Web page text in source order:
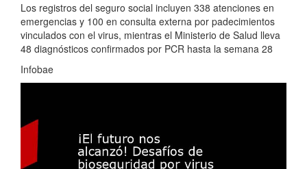
Los registros del seguro social incluyen 338 atenciones en
emergencias y 100 en consulta externa por padecimientos
vinculados con el virus, mientras el Ministerio de Salud lleva
48 diagnósticos confirmados por PCR hasta la semana 28
Infobae